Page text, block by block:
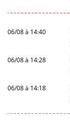
06/08 à 14:40
06/08 à 14:28
06/08 à 14:18